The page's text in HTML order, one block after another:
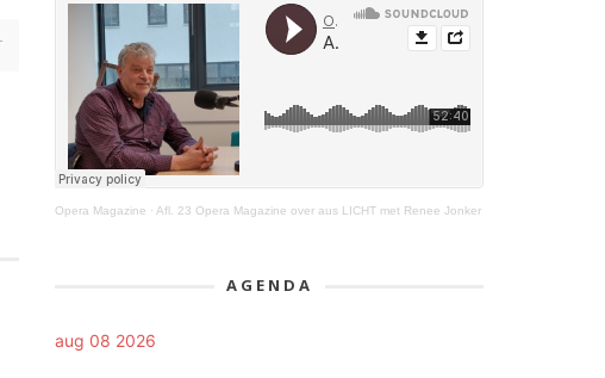
Opera Magazine · Afl. 23 Opera Magazine over aus LICHT met Renee Jonker
AGENDA
aug 08 2026